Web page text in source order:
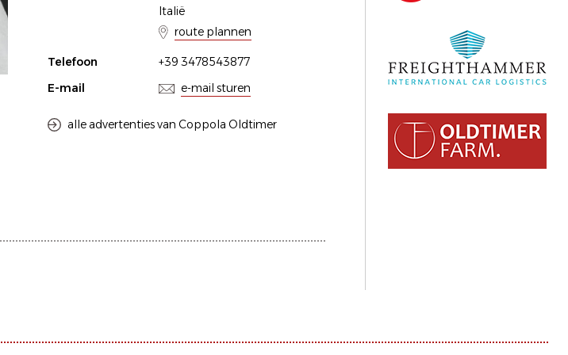
Italië
route plannen
Telefoon
+39 3478543877
E-mail
e-mail sturen
alle advertenties van Coppola Oldtimer